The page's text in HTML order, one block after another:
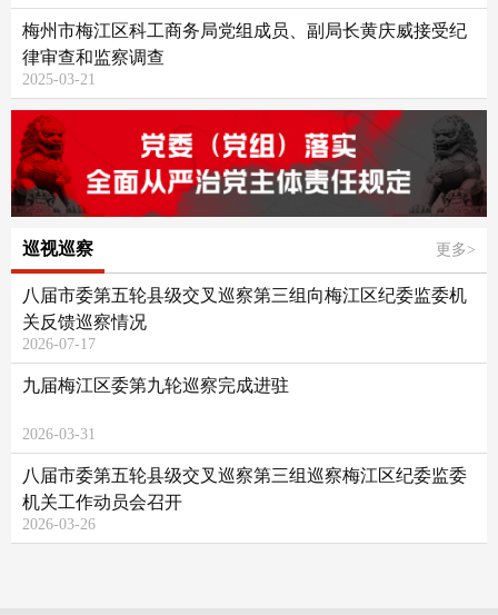
梅州市梅江区科工商务局党组成员、副局长黄庆威接受纪
律审查和监察调查
2025-03-21
巡视巡察 更多>
八届市委第五轮县级交叉巡察第三组向梅江区纪委监委机
关反馈巡察情况
2026-07-17
九届梅江区委第九轮巡察完成进驻
2026-03-31
八届市委第五轮县级交叉巡察第三组巡察梅江区纪委监委
机关工作动员会召开
2026-03-26